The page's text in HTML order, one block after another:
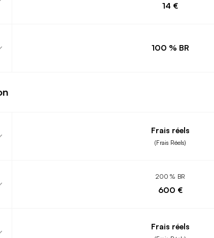
14 €
100 % BR
Frais réels
(Frais Réels)
200 % BR
600 €
Frais réels